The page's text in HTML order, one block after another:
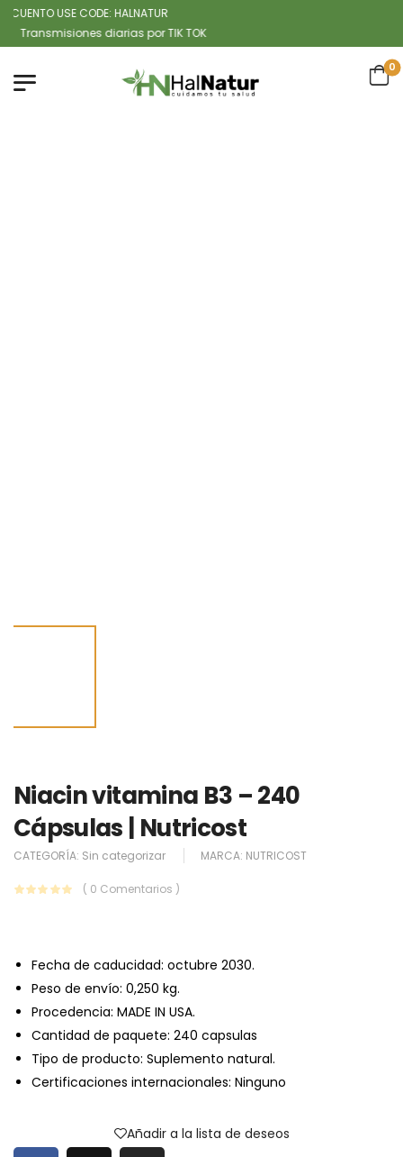
USE CODE: HALNATUR
diarias por TIK TOK
0
Niacin vitamina B3 – 240
Cápsulas | Nutricost
CATEGORÍA: Sin categorizar MARCA: NUTRICOST
( 0 Comentarios )
Fecha de caducidad: octubre 2030.
Peso de envío: 0,250 kg.
Procedencia: MADE IN USA.
Cantidad de paquete: 240 capsulas
Tipo de producto: Suplemento natural.
Certificaciones internacionales: Ninguno
Añadir a la lista de deseos